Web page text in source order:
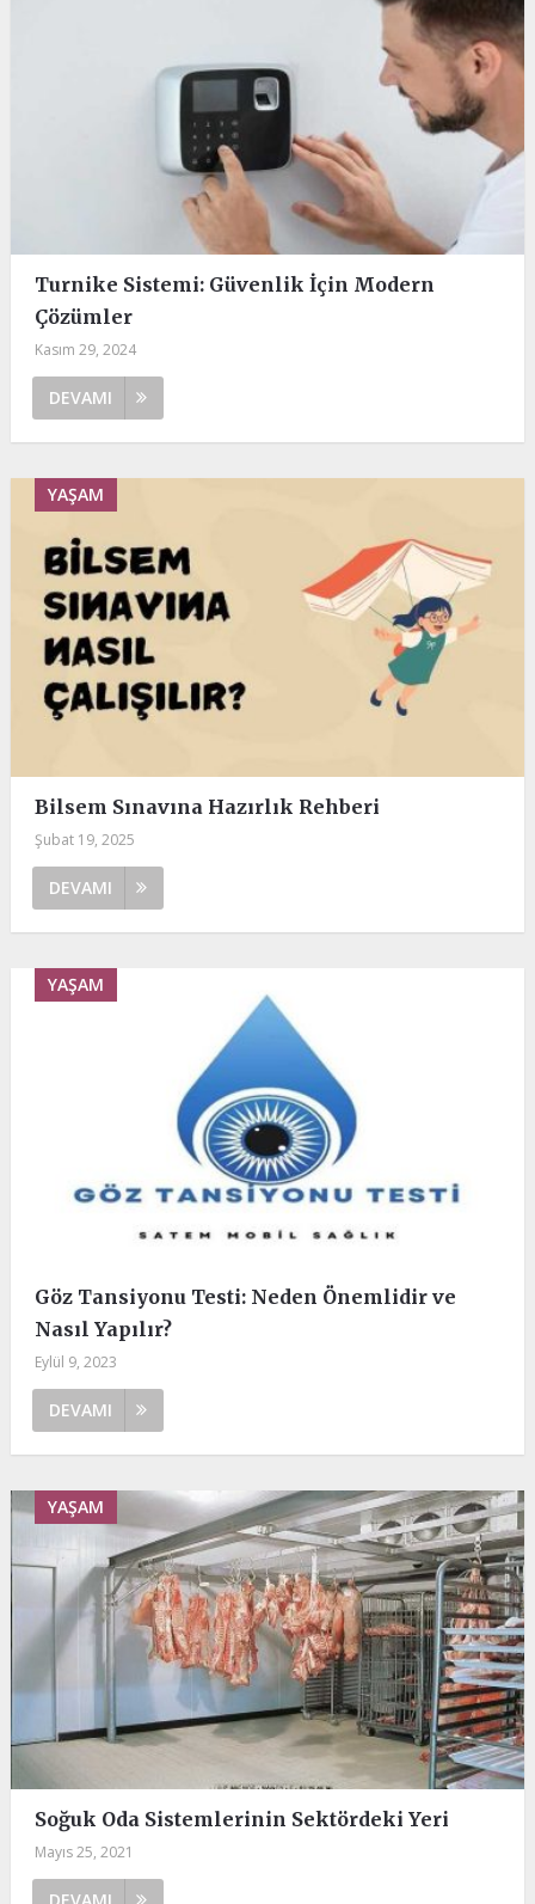
Turnike Sistemi: Güvenlik İçin Modern
Çözümler
Kasım 29, 2024
DEVAMI
YAŞAM
Bilsem Sınavına Hazırlık Rehberi
Şubat 19, 2025
DEVAMI
YAŞAM
Göz Tansiyonu Testi: Neden Önemlidir ve
Nasıl Yapılır?
Eylül 9, 2023
DEVAMI
YAŞAM
Soğuk Oda Sistemlerinin Sektördeki Yeri
Mayıs 25, 2021
DEVAMI